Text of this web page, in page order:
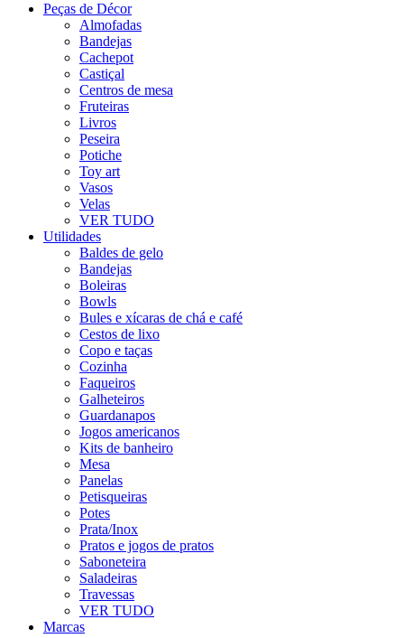
Peças de Décor
Almofadas
Bandejas
Cachepot
Castiçal
Centros de mesa
Fruteiras
Livros
Peseira
Potiche
Toy art
Vasos
Velas
VER TUDO
Utilidades
Baldes de gelo
Bandejas
Boleiras
Bowls
Bules e xícaras de chá e café
Cestos de lixo
Copo e taças
Cozinha
Faqueiros
Galheteiros
Guardanapos
Jogos americanos
Kits de banheiro
Mesa
Panelas
Petisqueiras
Potes
Prata/Inox
Pratos e jogos de pratos
Saboneteira
Saladeiras
Travessas
VER TUDO
Marcas